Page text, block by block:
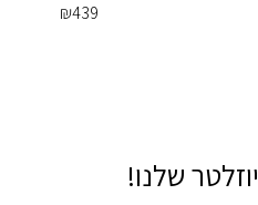
₪439
שלנו!